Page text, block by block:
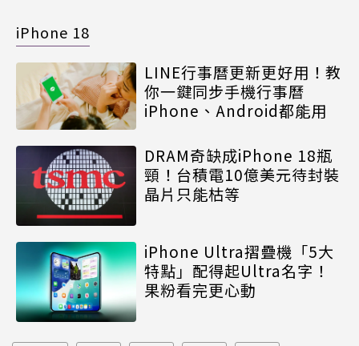
iPhone 18
LINE行事曆更新更好用！教
你一鍵同步手機行事曆
iPhone、Android都能用
DRAM奇缺成iPhone 18瓶
頸！台積電10億美元待封裝
晶片只能枯等
iPhone Ultra摺疊機「5大
特點」配得起Ultra名字！
果粉看完更心動